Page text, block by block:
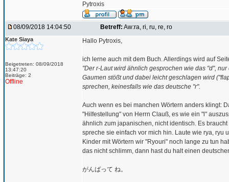
Pytroxis
08/09/2018 14:04:50 Betreff: Aw:ra, ri, ru, re, ro
Kate Siaya
Beigetreten: 08/09/2018
13:47:20
Beiträge: 2
Offline
Hallo Pytroxis,
ich lerne auch mit dem Buch. Allerdings wird auf
"Der r-Laut wird ähnlich gesprochen wie das "d",
Gaumen stößt und dabei leicht geschlagen wird
sprechen, keinesfalls wie das deutsche "r".
Auch wenn es bei manchen Wörtern anders klingt:
"Hilfestellung" von Herrn Clauß, es wie ein "l"
ähnlich zum japanischen, nicht identisch. Es
spreche sie einfach vor mich hin. Laute wie rya, ryu
Kinder mit Wörtern wir "Ryouri" noch lange zu tun
das nicht schlimm, dann hast du halt einen
がんばって ね。